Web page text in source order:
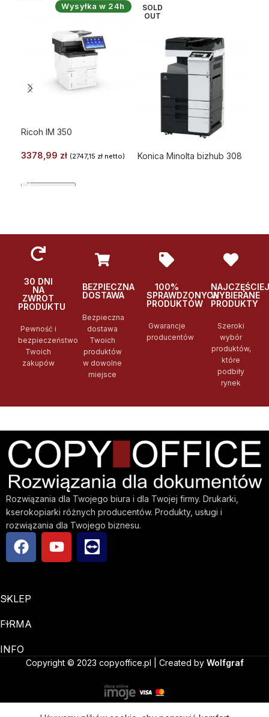
Wysyłka w 24h
Ricoh IM 350
3378,99 zł (2747,15 zł netto)
SOLD
OUT
Konica Minolta bizhub 308
30 DNI
NA
ZWROT
PRODUKTU
Pewność i
bezpieczeństwo
Twoich
zakupów
BEZPIECZNA
DOSTAWA
Bezpieczna
dostawa
Twoich
produktów
w dowolne
miejsce
100%
SPRAWDZONYCH
PRODUKTÓW
Gwarancje
producentów
NAJCZĘŚCIEJ
WYBIERANE
PRODUKTY
Szeroki
wybór
produktów,
które
podbiły
rynek
Rozwiązania dla Twojego biura i dla Twojej firmy. Drukarki,
kserokopiarki różnych producentów. Produkty, usługi i
rozwiązania dla Twojego biznesu.
SKLEP
FIRMA
INFO
Copyright © 2023 copyoffice.pl | Created by Wolfgraf